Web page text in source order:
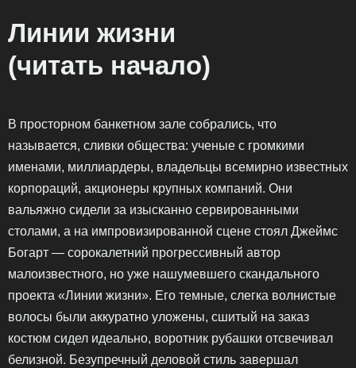
Линии жизни
(читать начало)
В просторном банкетном зале собрались, что
называется, сливки общества: ученые с громкими
именами, миллиардеры, владельцы всемирно известных
корпораций, акционеры крупных компаний. Они
вальяжно сидели за изысканно сервированными
столами, а на импровизированной сцене стоял Джеймс
Богарт — сорокалетний прогрессивный автор
малоизвестного, но уже нашумевшего скандального
проекта «Линии жизни». Его темные, слегка волнистые
волосы были аккуратно уложены, сшитый на заказ
костюм сидел идеально, воротник рубашки отсвечивал
белизной. Безупречный деловой стиль завершал